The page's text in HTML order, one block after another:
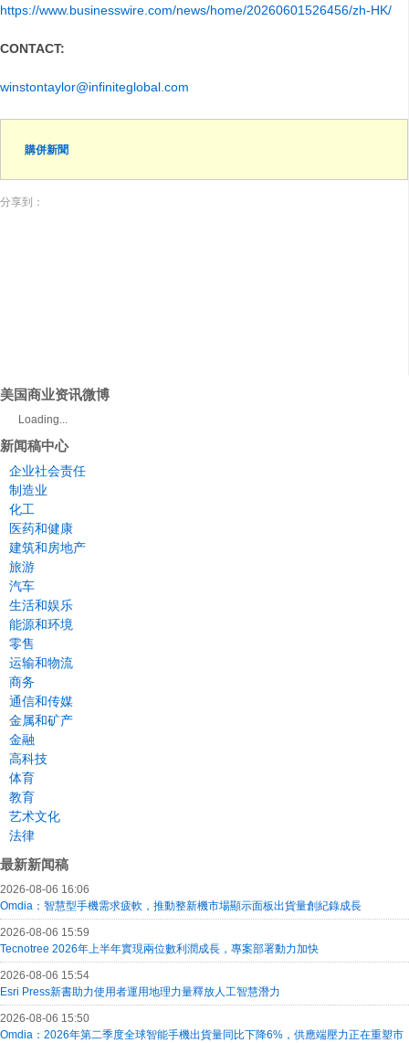
https://www.businesswire.com/news/home/20260601526456/zh-HK/
CONTACT:
winstontaylor@infiniteglobal.com
購併新聞
分享到：
美国商业资讯微博
Loading...
新闻稿中心
企业社会责任
制造业
化工
医药和健康
建筑和房地产
旅游
汽车
生活和娱乐
能源和环境
零售
运输和物流
商务
通信和传媒
金属和矿产
金融
高科技
体育
教育
艺术文化
法律
最新新闻稿
2026-08-06 16:06
Omdia：智慧型手機需求疲軟，推動整新機市場顯示面板出貨量創紀錄成長
2026-08-06 15:59
Tecnotree 2026年上半年實現兩位數利潤成長，專案部署動力加快
2026-08-06 15:54
Esri Press新書助力使用者運用地理力量釋放人工智慧潛力
2026-08-06 15:50
Omdia：2026年第二季度全球智能手機出貨量同比下降6%，供應端壓力正在重塑市